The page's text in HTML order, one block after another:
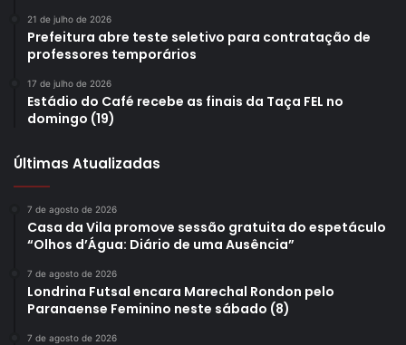
21 de julho de 2026
Prefeitura abre teste seletivo para contratação de
professores temporários
17 de julho de 2026
Estádio do Café recebe as finais da Taça FEL no
domingo (19)
Últimas Atualizadas
7 de agosto de 2026
Casa da Vila promove sessão gratuita do espetáculo
“Olhos d’Água: Diário de uma Ausência”
7 de agosto de 2026
Londrina Futsal encara Marechal Rondon pelo
Paranaense Feminino neste sábado (8)
7 de agosto de 2026